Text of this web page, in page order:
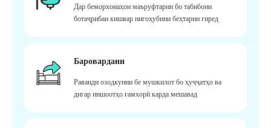
Дар беморхонаҳои маъруфтарин бо табибони
ботаҷрибаи кишвар нигоҳубини беҳтарин гиред
Баровардани
Раванди озодкунии бе мушкилот бо ҳуҷҷатҳо ва
дигар иншоотҳо ғамхорӣ карда мешавад